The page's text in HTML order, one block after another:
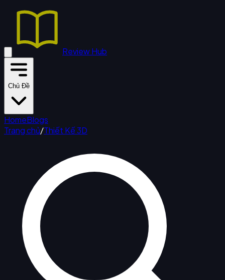
Review Hub
Chủ Đề
HomeBlogs
Trang chủ/Thiết Kế 3D